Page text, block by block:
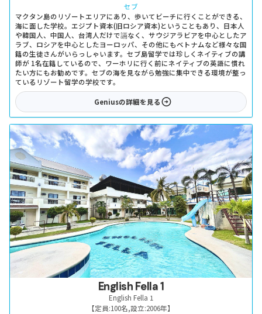
セブ
マクタン島のリゾートエリアにあり、歩いてビーチに行くことができる、
海に面した学校。エジプト資本(旧ロシア資本)ということもあり、日本人
や韓国人、中国人、台湾人だけで䛿なく、サウジアラビアを中心としたア
ラブ、ロシアを中心としたヨーロッパ、その他にもベトナムなど様々な国
籍の生徒さんがいらっしゃいます。セブ島留学では珍しくネイティブの講
師が 1名在籍しているので、ワーホリに行く前にネイティブの英語に慣れ
たい方にもお勧めです。セブの海を見ながら勉強に集中できる環境が整っ
ているリゾート留学の学校です。
Geniusの詳細を見る
English Fella 1
English Fella 1
【定員:100名,設立:2006年】